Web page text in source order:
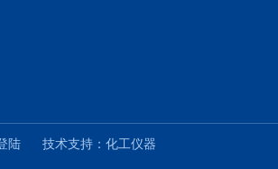
陆 技术支持： 化工仪器